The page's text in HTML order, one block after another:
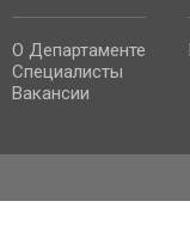
О Департаменте
Специалисты
Вакансии